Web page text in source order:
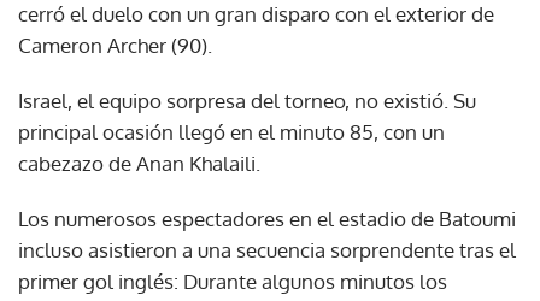
cerró el duelo con un gran disparo con el exterior de
Cameron Archer (90).
Israel, el equipo sorpresa del torneo, no existió. Su
principal ocasión llegó en el minuto 85, con un
cabezazo de Anan Khalaili.
Los numerosos espectadores en el estadio de Batoumi
incluso asistieron a una secuencia sorprendente tras el
primer gol inglés: Durante algunos minutos los